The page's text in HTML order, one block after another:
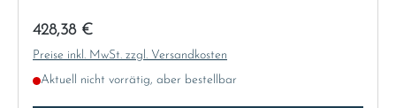
Regulärer Preis:
428,38 €
Preise inkl. MwSt. zzgl. Versandkosten
Aktuell nicht vorrätig, aber bestellbar